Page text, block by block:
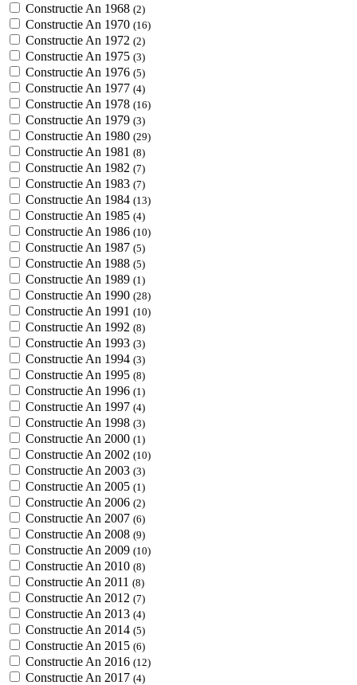
Constructie An 1968 (2)
Constructie An 1970 (16)
Constructie An 1972 (2)
Constructie An 1975 (3)
Constructie An 1976 (5)
Constructie An 1977 (4)
Constructie An 1978 (16)
Constructie An 1979 (3)
Constructie An 1980 (29)
Constructie An 1981 (8)
Constructie An 1982 (7)
Constructie An 1983 (7)
Constructie An 1984 (13)
Constructie An 1985 (4)
Constructie An 1986 (10)
Constructie An 1987 (5)
Constructie An 1988 (5)
Constructie An 1989 (1)
Constructie An 1990 (28)
Constructie An 1991 (10)
Constructie An 1992 (8)
Constructie An 1993 (3)
Constructie An 1994 (3)
Constructie An 1995 (8)
Constructie An 1996 (1)
Constructie An 1997 (4)
Constructie An 1998 (3)
Constructie An 2000 (1)
Constructie An 2002 (10)
Constructie An 2003 (3)
Constructie An 2005 (1)
Constructie An 2006 (2)
Constructie An 2007 (6)
Constructie An 2008 (9)
Constructie An 2009 (10)
Constructie An 2010 (8)
Constructie An 2011 (8)
Constructie An 2012 (7)
Constructie An 2013 (4)
Constructie An 2014 (5)
Constructie An 2015 (6)
Constructie An 2016 (12)
Constructie An 2017 (4)